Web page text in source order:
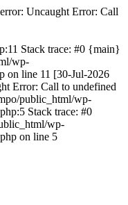
Uncaught Error: Call
Stack trace: #0 {main}
wp-
on line 11 [30-Jul-2026
Error: Call to undefined
public_html/wp-
Stack trace: #0
wp-
on line 5